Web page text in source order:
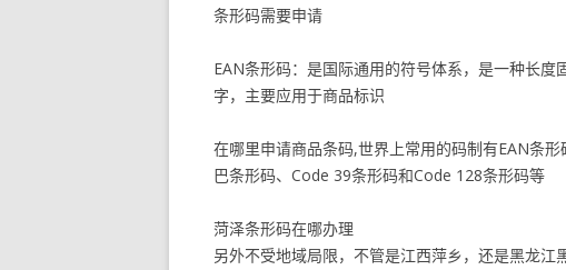
条形码需要申请
EAN条形码：是国际通用的符号体系，是一种长
字，主要应用于商品标识
在哪里申请商品条码,世界上常用的码制有EAN条
巴条形码、Code 39条形码和Code 128条形码等
菏泽条形码在哪办理
另外不受地域局限，不管是江西萍乡，还是黑龙